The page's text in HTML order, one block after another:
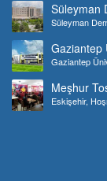
Süleyman
Süleyman
Gaziantep
Gaziantep
Meşhur
Eskişehir,